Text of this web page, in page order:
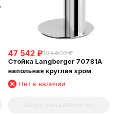
47 542 ₽104 600 ₽
Стойка Langberger 70781A
напольная круглая хром
Нет в наличии